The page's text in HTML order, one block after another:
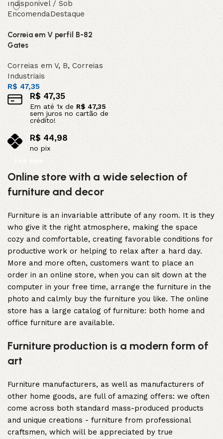
Indisponivel / Sob
EncomendaDestaque
Correia em V perfil B-82
Gates
Correias em V, B,Correias
Industriais
R$ 47,35
R$47,35
Em até1x deR$ 47,35
sem juros no cartão de
crédito!
R$44,98
no pix
Leia mais
Online store with a wide selection of
furniture and decor
Furniture is an invariable attribute of any room. It is they
who give it the right atmosphere, making the space
cozy and comfortable, creating favorable conditions for
productive work or helping to relax after a hard day.
More and more often, customers want to place an
order in an online store, when you can sit down at the
computer in your free time, arrange the furniture in the
photo and calmly buy the furniture you like. The online
store has a large catalog of furniture: both home and
office furniture are available.
Furniture production is a modern form of
art
Furniture manufacturers, as well as manufacturers of
other home goods, are full of amazing offers: we often
come across both standard mass-produced products
and unique creations - furniture from professional
craftsmen, which will be appreciated by true